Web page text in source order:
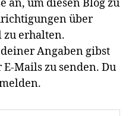
an, um diesen Blog zu
über
zu erhalten.
Angaben gibst
Mails zu senden. Du